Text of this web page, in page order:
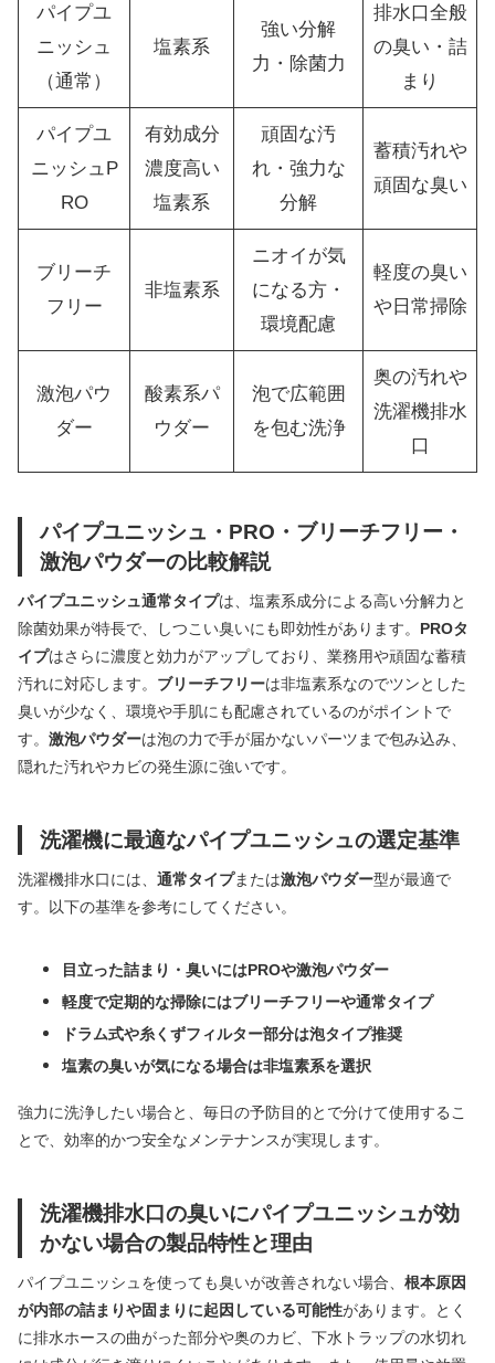
パイプユ
ニッシュ
（通常）
塩素系
強い分解
力・除菌力
排水口全般
の臭い・詰
まり
パイプユ
ニッシュP
RO
有効成分
濃度高い
塩素系
頑固な汚
れ・強力な
分解
蓄積汚れや
頑固な臭い
ブリーチ
フリー
非塩素系
ニオイが気
になる方・
環境配慮
軽度の臭い
や日常掃除
激泡パウ
ダー
酸素系パ
ウダー
泡で広範囲
を包む洗浄
奥の汚れや
洗濯機排水
口
パイプユニッシュ・PRO・ブリーチフリー・
激泡パウダーの比較解説
パイプユニッシュ通常タイプは、塩素系成分による高い分解力と
除菌効果が特長で、しつこい臭いにも即効性があります。 PROタ
イプはさらに濃度と効力がアップしており、業務用や頑固な蓄積
汚れに対応します。 ブリーチフリーは非塩素系なのでツンとした
臭いが少なく、環境や手肌にも配慮されているのがポイントで
す。 激泡パウダーは泡の力で手が届かないパーツまで包み込み、
隠れた汚れやカビの発生源に強いです。
洗濯機に最適なパイプユニッシュの選定基準
洗濯機排水口には、 通常タイプまたは激泡パウダー型が最適で
す。以下の基準を参考にしてください。
目立った詰まり・臭いにはPROや激泡パウダー
軽度で定期的な掃除にはブリーチフリーや通常タイプ
ドラム式や糸くずフィルター部分は泡タイプ推奨
塩素の臭いが気になる場合は非塩素系を選択
強力に洗浄したい場合と、毎日の予防目的とで分けて使用するこ
とで、効率的かつ安全なメンテナンスが実現します。
洗濯機排水口の臭いにパイプユニッシュが効
かない場合の製品特性と理由
パイプユニッシュを使っても臭いが改善されない場合、 根本原因
が内部の詰まりや固まりに起因している可能性があります。とく
に排水ホースの曲がった部分や奥のカビ、下水トラップの水切れ